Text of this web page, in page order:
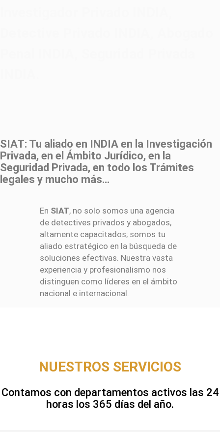
SIAT: Tu aliado en INDIA en la Investigación
Privada, en el Ámbito Jurídico, en la
Seguridad Privada, en todo los Trámites
legales y mucho más…
En SIAT, no solo somos una agencia
de detectives privados y abogados,
altamente capacitados; somos tu
aliado estratégico en la búsqueda de
soluciones efectivas. Nuestra vasta
experiencia y profesionalismo nos
distinguen como líderes en el ámbito
nacional e internacional.
NUESTROS SERVICIOS
Contamos con departamentos activos las 24
horas los 365 días del año.